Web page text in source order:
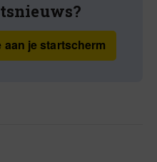
aan je startscherm